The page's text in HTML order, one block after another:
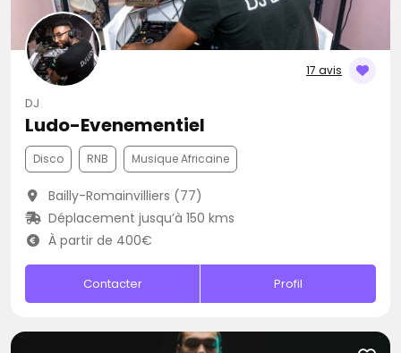
17 avis
DJ
Ludo-Evenementiel
Disco RNB Musique Africaine
Bailly-Romainvilliers (77)
Déplacement jusqu’à 150 kms
À partir de 400€
Contacter Profil